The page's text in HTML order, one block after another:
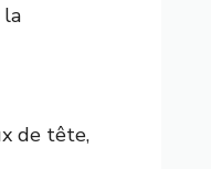
la
de tête,